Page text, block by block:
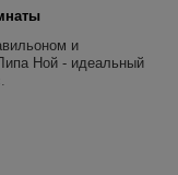
и
Ной - идеальный